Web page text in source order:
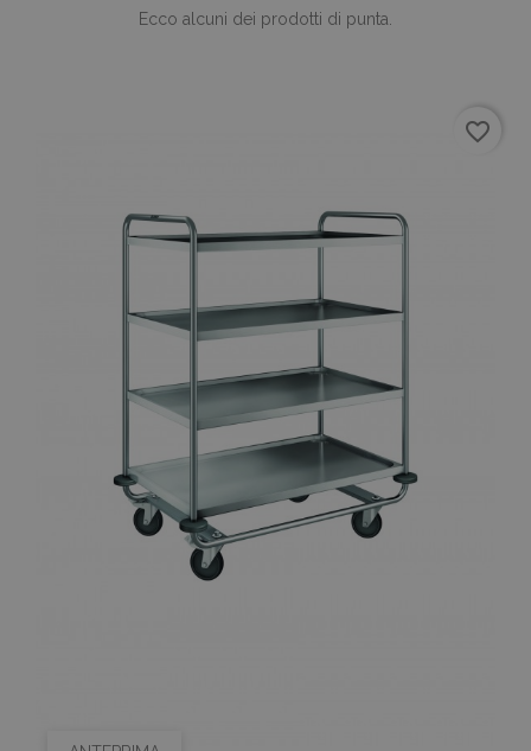
Ecco alcuni dei prodotti di punta.
favorite_border